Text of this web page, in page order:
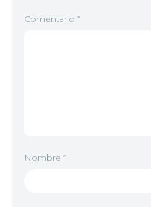
Comentario *
Nombre *